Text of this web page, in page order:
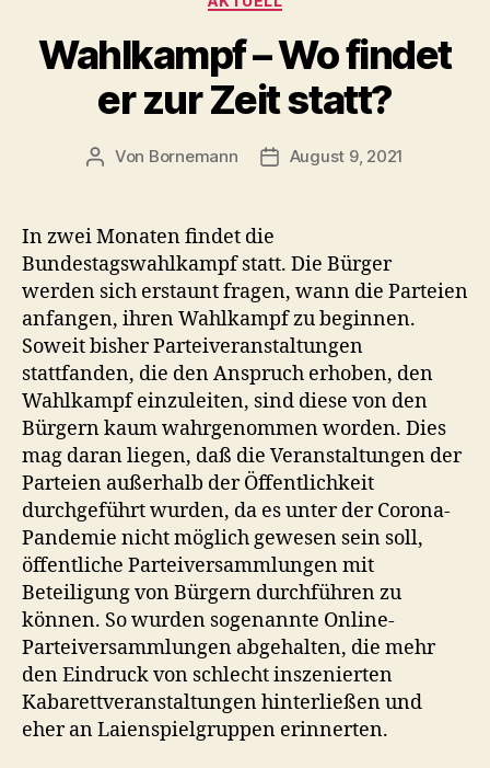
Wahlkampf – Wo findet
er zur Zeit statt?
Beitragsautor
Von Bornemann Veröffentlichungsdatum
August 9, 2021
In zwei Monaten findet die
Bundestagswahlkampf statt. Die Bürger
werden sich erstaunt fragen, wann die Parteien
anfangen, ihren Wahlkampf zu beginnen.
Soweit bisher Parteiveranstaltungen
stattfanden, die den Anspruch erhoben, den
Wahlkampf einzuleiten, sind diese von den
Bürgern kaum wahrgenommen worden. Dies
mag daran liegen, daß die Veranstaltungen der
Parteien außerhalb der Öffentlichkeit
durchgeführt wurden, da es unter der Corona-
Pandemie nicht möglich gewesen sein soll,
öffentliche Parteiversammlungen mit
Beteiligung von Bürgern durchführen zu
können. So wurden sogenannte Online-
Parteiversammlungen abgehalten, die mehr
den Eindruck von schlecht inszenierten
Kabarettveranstaltungen hinterließen und
eher an Laienspielgruppen erinnerten.